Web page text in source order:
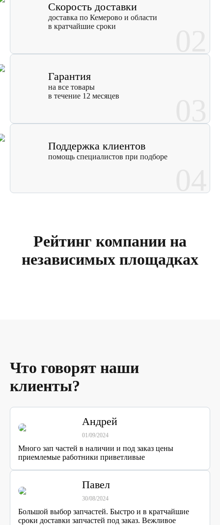
Скорость доставки
доставка по Кемерово и области
в кратчайшие сроки
Гарантия
на все товары
в течение 12 месяцев
Поддержка клиентов
помощь специалистов при подборе
Рейтинг компании на
независимых площадках
Что говорят наши
клиенты?
Андрей
01/09/2024
Много зап частей в наличии и под заказ цены
приемлемые работники приветливые
Павел
30/08/2024
Большой выбор запчастей. Быстро и в кратчайшие
сроки доставки запчастей под заказ. Вежливое